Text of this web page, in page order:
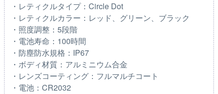
・レティクルタイプ：Circle Dot
・レティクルカラー：レッド、グリーン、ブラック
・照度調整：5段階
・電池寿命：100時間
・防塵防水規格：IP67
・ボディ材質：アルミニウム合金
・レンズコーティング：フルマルチコート
・電池：CR2032